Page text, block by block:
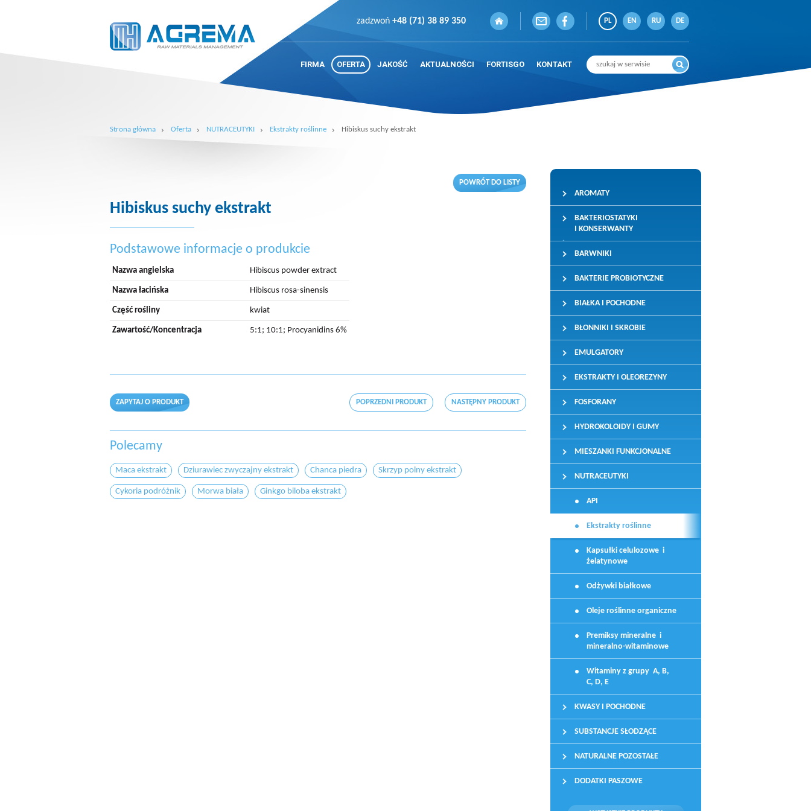
zadzwoń +48 (71) 38 89 350 PL EN RU DE
FIRMA OFERTA JAKOŚĆ AKTUALNOŚCI FORTISGO KONTAKT
Strona główna Oferta NUTRACEUTYKI Ekstrakty roślinne Hibiskus suchy ekstrakt
AROMATY
BAKTERIOSTATYKI
I KONSERWANTY
BARWNIKI
BAKTERIE PROBIOTYCZNE
BIAŁKA I POCHODNE
BŁONNIKI I SKROBIE
EMULGATORY
EKSTRAKTY I OLEOREZYNY
FOSFORANY
HYDROKOLOIDY I GUMY
MIESZANKI FUNKCJONALNE
NUTRACEUTYKI
API
Ekstrakty roślinne
Kapsułki celulozowe i
żelatynowe
Odżywki białkowe
Oleje roślinne organiczne
Premiksy mineralne i
mineralno-witaminowe
Witaminy z grupy A, B,
C, D, E
KWASY I POCHODNE
SUBSTANCJE SŁODZĄCE
NATURALNE POZOSTAŁE
DODATKI PASZOWE
POWRÓT DO LISTY
Hibiskus suchy ekstrakt
Podstawowe informacje o produkcie
Nazwa angielska Hibiscus powder extract
Nazwa łacińska Hibiscus rosa-sinensis
Część rośliny kwiat
Zawartość/Koncentracja 5:1; 10:1; Procyanidins 6%
ZAPYTAJ O PRODUKT POPRZEDNI PRODUKT NASTĘPNY PRODUKT
Polecamy
Maca ekstrakt Dziurawiec zwyczajny ekstrakt Chanca piedra Skrzyp polny ekstrakt
Cykoria podróżnik Morwa biała Ginkgo biloba ekstrakt